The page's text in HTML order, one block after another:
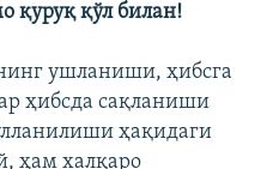
қуруқ қўл билан!
ушланиши, ҳибсга
ҳибсда сақланиши
ҳақидаги
ҳам халқаро